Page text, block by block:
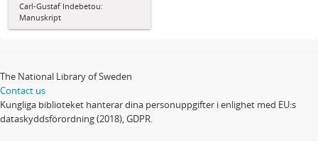
Carl-Gustaf Indebetou:
Manuskript
The National Library of Sweden
Contact us
Kungliga biblioteket hanterar dina personuppgifter i enlighet med EU:s
dataskyddsförordning (2018), GDPR.